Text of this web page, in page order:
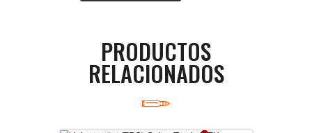
PRODUCTOS
RELACIONADOS